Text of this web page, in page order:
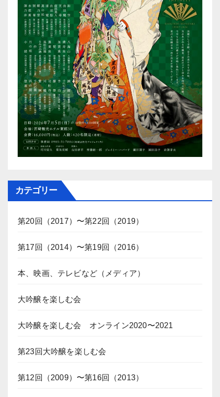
カテゴリー
第20回（2017）〜第22回（2019）
第17回（2014）〜第19回（2016）
本、映画、テレビなど（メディア）
大吟醸を楽しむ会
大吟醸を楽しむ会 オンライン2020〜2021
第23回大吟醸を楽しむ会
第12回（2009）〜第16回（2013）